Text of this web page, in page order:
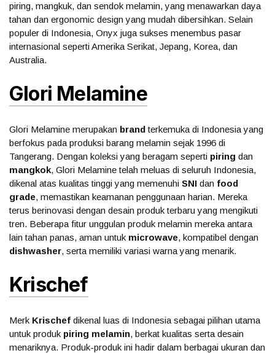
piring, mangkuk, dan sendok melamin, yang menawarkan daya
tahan dan ergonomic design yang mudah dibersihkan. Selain
populer di Indonesia, Onyx juga sukses menembus pasar
internasional seperti Amerika Serikat, Jepang, Korea, dan
Australia.
Glori Melamine
Glori Melamine merupakan brandterkemuka di Indonesia yang
berfokus pada produksi barang melamin sejak 1996 di
Tangerang. Dengan koleksi yang beragam seperti piring dan
mangkok, Glori Melamine telah meluas di seluruh Indonesia,
dikenal atas kualitas tinggi yang memenuhi SNI dan food
grade, memastikan keamanan penggunaan harian. Mereka
terus berinovasi dengan desain produk terbaru yang mengikuti
tren. Beberapa fitur unggulan produk melamin mereka antara
lain tahan panas, aman untuk microwave, kompatibel dengan
dishwasher, serta memiliki variasi warna yang menarik.
Krischef
Merk Krischef dikenal luas di Indonesia sebagai pilihan utama
untuk produk piring melamin, berkat kualitas serta desain
menariknya. Produk-produk ini hadir dalam berbagai ukuran dan